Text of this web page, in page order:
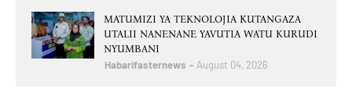
MATUMIZI YA TEKNOLOJIA KUTANGAZA
UTALII NANENANE YAVUTIA WATU KURUDI
NYUMBANI
Habarifasternews August 04, 2026